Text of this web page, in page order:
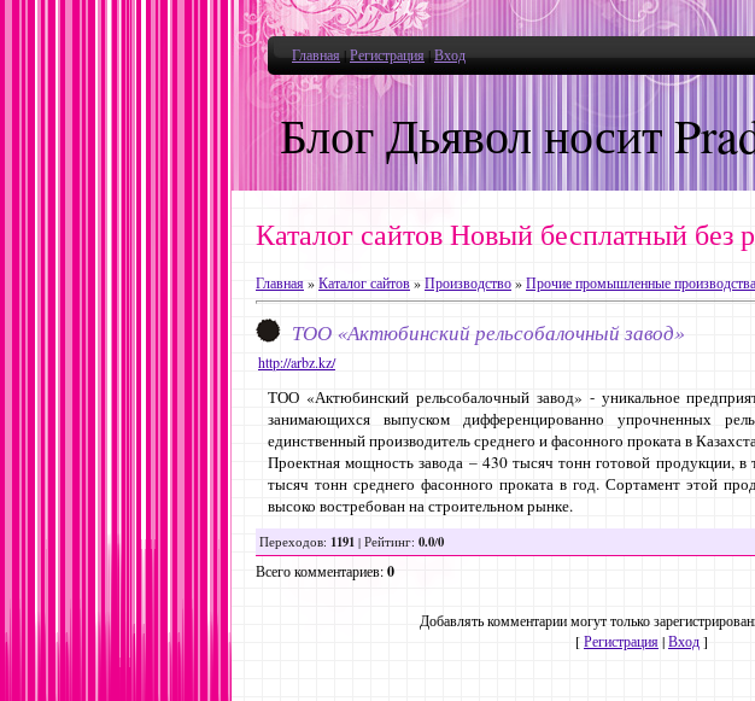
Блог Дьявол носит
Главная|Регистрация|Вход
Каталог сайтов Новый бесплатный без
Главная»Каталог сайтов»Производство»Прочие промышленные производства
ТОО «Актюбинский рельсобалочный завод»
http://arbz.kz/
ТОО «Актюбинский рельсобалочный завод» - уникальное
занимающихся выпуском дифференцированно упрочненных
единственный производитель среднего и фасонного проката в
Проектная мощность завода – 430 тысяч тонн готовой продукции,
тысяч тонн среднего фасонного проката в год. Сортамент этой
высоко востребован на строительном рынке.
Переходов: 1191 | Рейтинг: 0.0/0
Всего комментариев:0
Добавлять комментарии могут только
[Регистрация|Вход]